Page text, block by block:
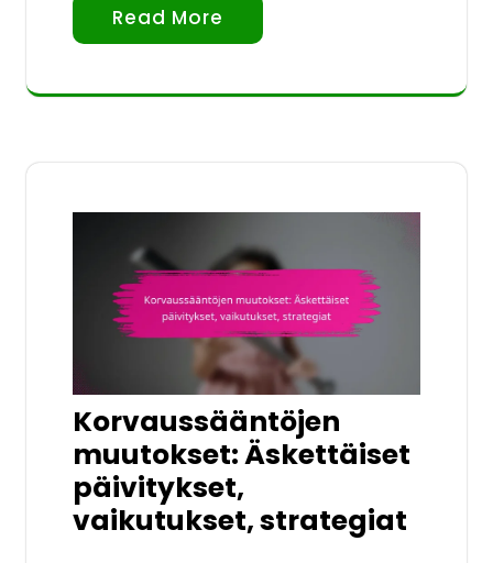
Read More
Korvaussääntöjen
muutokset: Äskettäiset
päivitykset,
vaikutukset, strategiat